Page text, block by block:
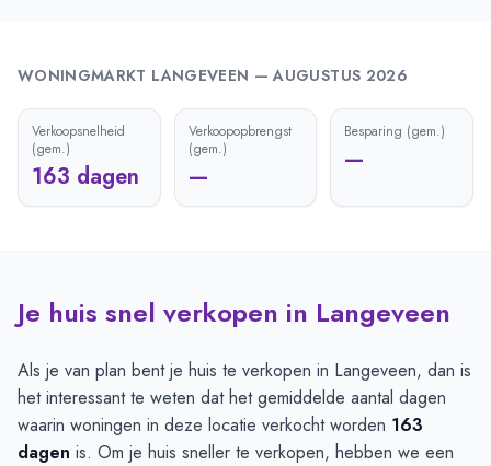
WONINGMARKT LANGEVEEN —AUGUSTUS 2026
Verkoopsnelheid
(gem.)
163 dagen
Verkoopopbrengst
(gem.)
—
Besparing (gem.)
—
Je huis snel verkopen in Langeveen
Als je van plan bent je huis te verkopen in Langeveen, dan is
het interessant te weten dat het gemiddelde aantal dagen
waarin woningen in deze locatie verkocht worden 163
dagen is. Om je huis sneller te verkopen, hebben we een